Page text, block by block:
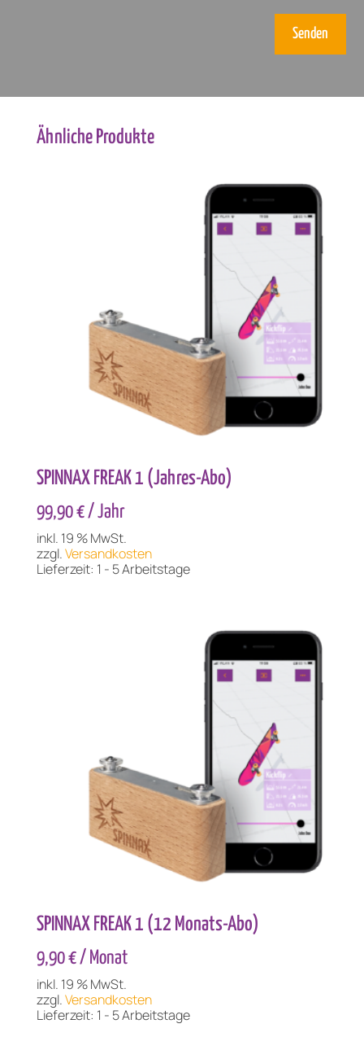
Senden
Ähnliche Produkte
SPINNAX FREAK 1 (Jahres-Abo)
99,90 €/ Jahr
inkl. 19 % MwSt.
zzgl.Versandkosten
Lieferzeit: 1 - 5 Arbeitstage
SPINNAX FREAK 1 (12 Monats-Abo)
9,90 €/ Monat
inkl. 19 % MwSt.
zzgl.Versandkosten
Lieferzeit: 1 - 5 Arbeitstage